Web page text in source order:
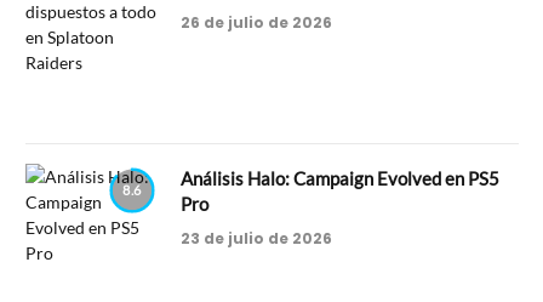
26 de julio de 2026
8.6
Análisis Halo: Campaign Evolved en PS5
Pro
23 de julio de 2026